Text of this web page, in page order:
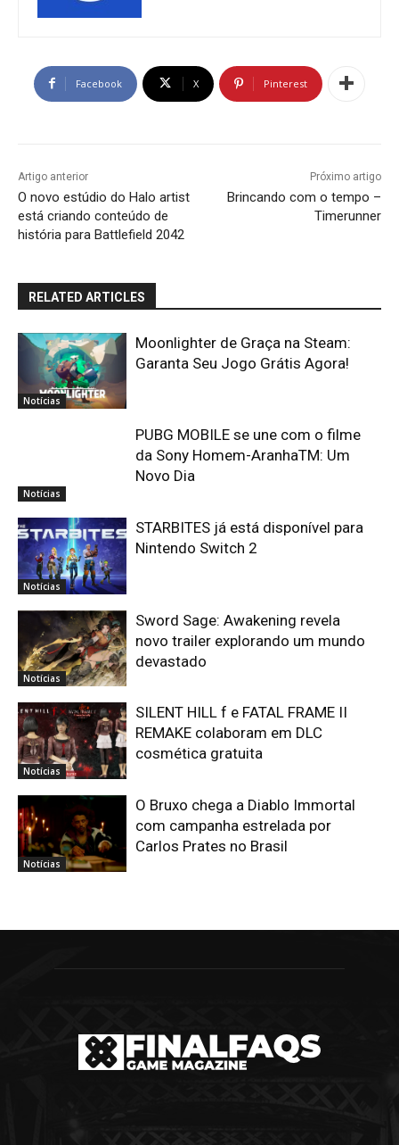
Facebook X Pinterest
Artigo anterior
O novo estúdio do Halo artist
está criando conteúdo de
história para Battlefield 2042
Próximo artigo
Brincando com o tempo –
Timerunner
RELATED ARTICLES
Notícias
Moonlighter de Graça na Steam:
Garanta Seu Jogo Grátis Agora!
Notícias
PUBG MOBILE se une com o filme
da Sony Homem-AranhaTM: Um
Novo Dia
Notícias
STARBITES já está disponível para
Nintendo Switch 2
Notícias
Sword Sage: Awakening revela
novo trailer explorando um mundo
devastado
Notícias
SILENT HILL f e FATAL FRAME II
REMAKE colaboram em DLC
cosmética gratuita
Notícias
O Bruxo chega a Diablo Immortal
com campanha estrelada por
Carlos Prates no Brasil